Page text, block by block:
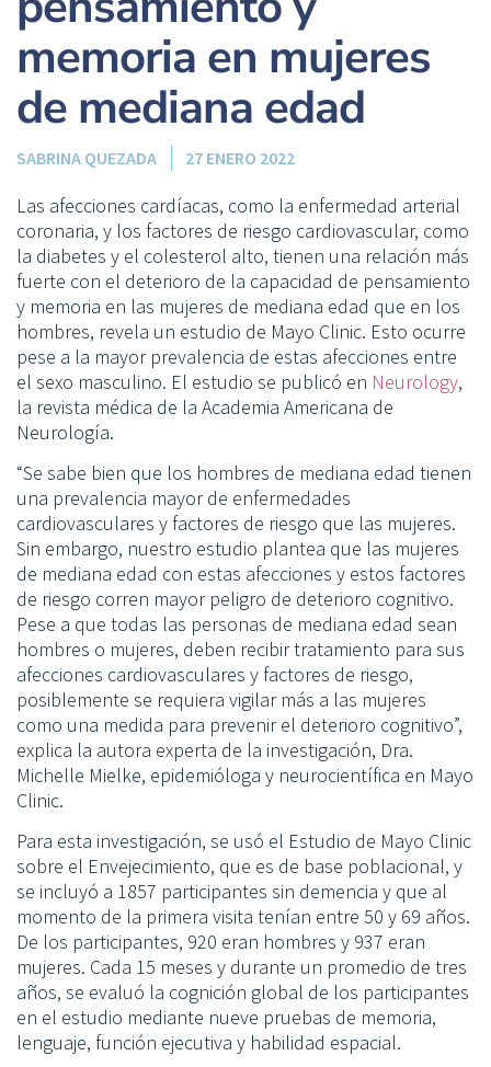
memoria en mujeres
de mediana edad
SABRINA QUEZADA 27 ENERO 2022
Las afecciones cardíacas, como la enfermedad arterial
coronaria, y los factores de riesgo cardiovascular, como
la diabetes y el colesterol alto, tienen una relación más
fuerte con el deterioro de la capacidad de pensamiento
y memoria en las mujeres de mediana edad que en los
hombres, revela un estudio de Mayo Clinic. Esto ocurre
pese a la mayor prevalencia de estas afecciones entre
el sexo masculino. El estudio se publicó en Neurology,
la revista médica de la Academia Americana de
Neurología.
“Se sabe bien que los hombres de mediana edad tienen
una prevalencia mayor de enfermedades
cardiovasculares y factores de riesgo que las mujeres.
Sin embargo, nuestro estudio plantea que las mujeres
de mediana edad con estas afecciones y estos factores
de riesgo corren mayor peligro de deterioro cognitivo.
Pese a que todas las personas de mediana edad sean
hombres o mujeres, deben recibir tratamiento para sus
afecciones cardiovasculares y factores de riesgo,
posiblemente se requiera vigilar más a las mujeres
como una medida para prevenir el deterioro cognitivo”,
explica la autora experta de la investigación, Dra.
Michelle Mielke, epidemióloga y neurocientífica en Mayo
Clinic.
Para esta investigación, se usó el Estudio de Mayo Clinic
sobre el Envejecimiento, que es de base poblacional, y
se incluyó a 1857 participantes sin demencia y que al
momento de la primera visita tenían entre 50 y 69 años.
De los participantes, 920 eran hombres y 937 eran
mujeres. Cada 15 meses y durante un promedio de tres
años, se evaluó la cognición global de los participantes
en el estudio mediante nueve pruebas de memoria,
lenguaje, función ejecutiva y habilidad espacial.